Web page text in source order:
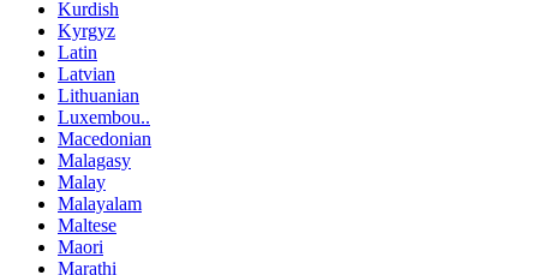
Kurdish
Kyrgyz
Latin
Latvian
Lithuanian
Luxembou..
Macedonian
Malagasy
Malay
Malayalam
Maltese
Maori
Marathi